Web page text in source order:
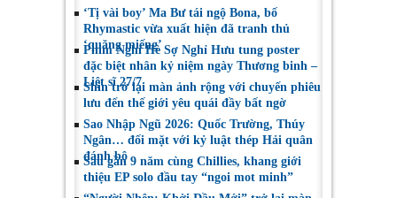
‘Tị vài boy’ Ma Bư tái ngộ Bona, bố
Rhymastic vừa xuất hiện đã tranh thủ
‘quăng miếng’
Phim Nghỉ Hè Sợ Nghỉ Hưu tung poster
đặc biệt nhân kỷ niệm ngày Thương binh –
Liệt sĩ 27/7
Shin trở lại màn ảnh rộng với chuyến phiêu
lưu đến thế giới yêu quái đầy bất ngờ
Sao Nhập Ngũ 2026: Quốc Trường, Thúy
Ngân… đối mặt với kỷ luật thép Hải quân
đánh bộ
Sau gần 9 năm cùng Chillies, khang giới
thiệu EP solo đầu tay “ngoi mot minh”